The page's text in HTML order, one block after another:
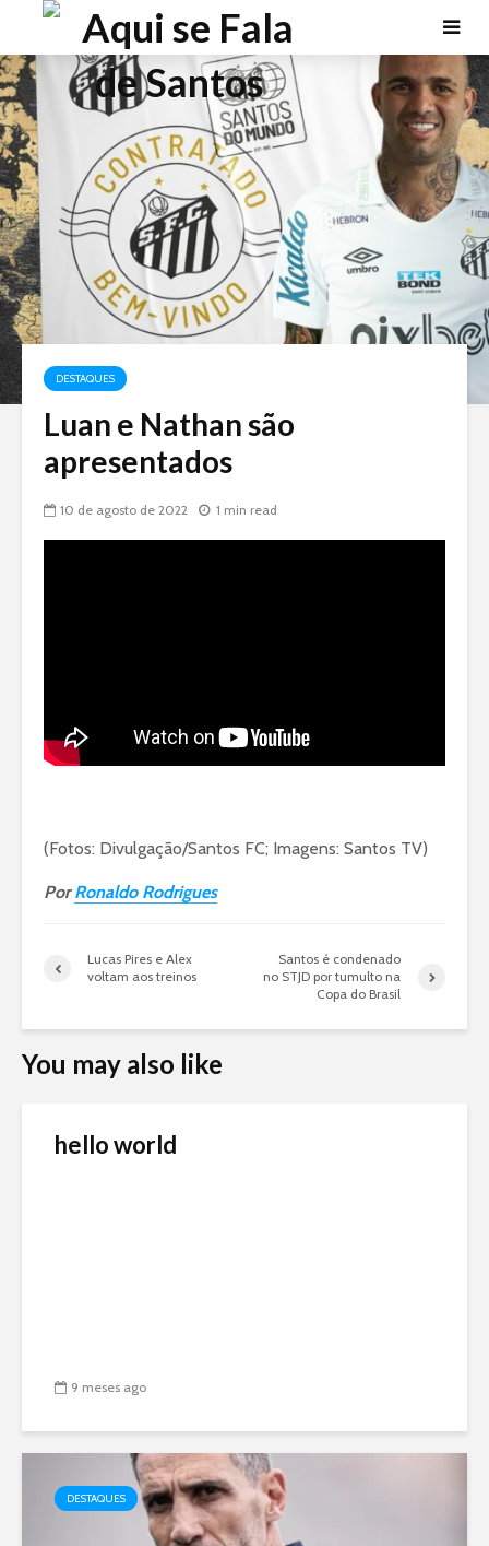
DESTAQUES
Luan e Nathan são
apresentados
10 de agosto de 2022 1 min read
(Fotos: Divulgação/Santos FC; Imagens: Santos TV)
PorRonaldo Rodrigues
Lucas Pires e Alex
voltam aos treinos
Santos é condenado
no STJD por tumulto na
Copa do Brasil
You may also like
hello world
9 meses ago
DESTAQUES